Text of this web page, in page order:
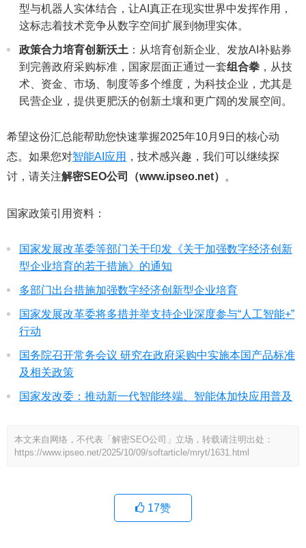
型与机器人实体结合，让AI真正在现实世界中发挥作用，
这标志着技术竞争从数字空间扩展到物理实体。
政策合力培育创新沃土 ：从培育创新企业、发放AI补贴券
到完善政府采购标准，国家层面正通过一套组合拳 ，从技
术、资金、市场、制度等多个维度，为科技企业，尤其是
民营企业，提供更肥沃的创新土壤和更广阔的发展空间。
希望这份汇总能帮助您快速掌握2025年10月9日的核心动
态。如果您对智能AI应用 ，技术感兴趣，我们可以继续探
讨，请关注解密SEO公司（www.ipseo.net） 。
国家政策引用资料：
国家发展改革委等部门关于印发《关于加强数字经济创新
型企业培育的若干措施》的通知
多部门出台措施加强数字经济创新型企业培育
国家发展改革委将多措并举支持企业深度参与“人工智能+”
行动
国务院召开常务会议 研究在政府采购中实施本国产品标准
及相关政策
国家发改委：推动新一代智能终端、智能体加快应用普及
本文来自网络，不代表「解密SEO公司」立场，转载请注明出处：
https://www.ipseo.net/2025/10/09/softarticle/mryt/1631.html
17赞